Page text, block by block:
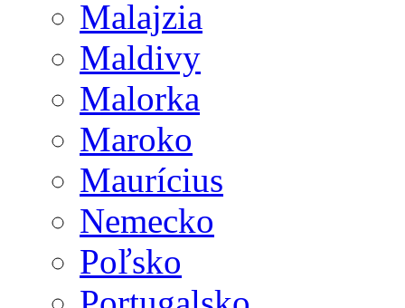
Malajzia
Maldivy
Malorka
Maroko
Maurícius
Nemecko
Poľsko